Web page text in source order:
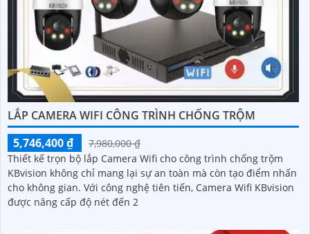
LẮP CAMERA WIFI CÔNG TRÌNH CHỐNG TRỘM
5,746,400 ₫
7,980,000 ₫
Thiết kế trọn bộ lắp Camera Wifi cho công trình chống trộm
KBvision không chỉ mang lại sự an toàn mà còn tạo điểm nhấn
cho không gian. Với công nghệ tiên tiến, Camera Wifi KBvision
được nâng cấp độ nét đến 2